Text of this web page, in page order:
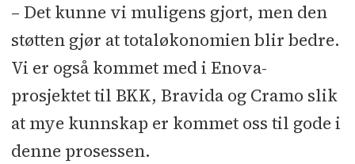
– Det kunne vi muligens gjort, men den
støtten gjør at totaløkonomien blir bedre.
Vi er også kommet med i Enova-
prosjektet til BKK, Bravida og Cramo slik
at mye kunnskap er kommet oss til gode i
denne prosessen.